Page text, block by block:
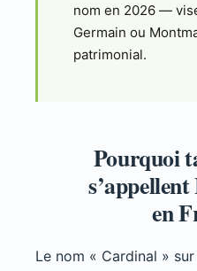
nom en 2026 —
Germain ou
patrimonial.
Pourquoi
en
Le nom « Cardinal »